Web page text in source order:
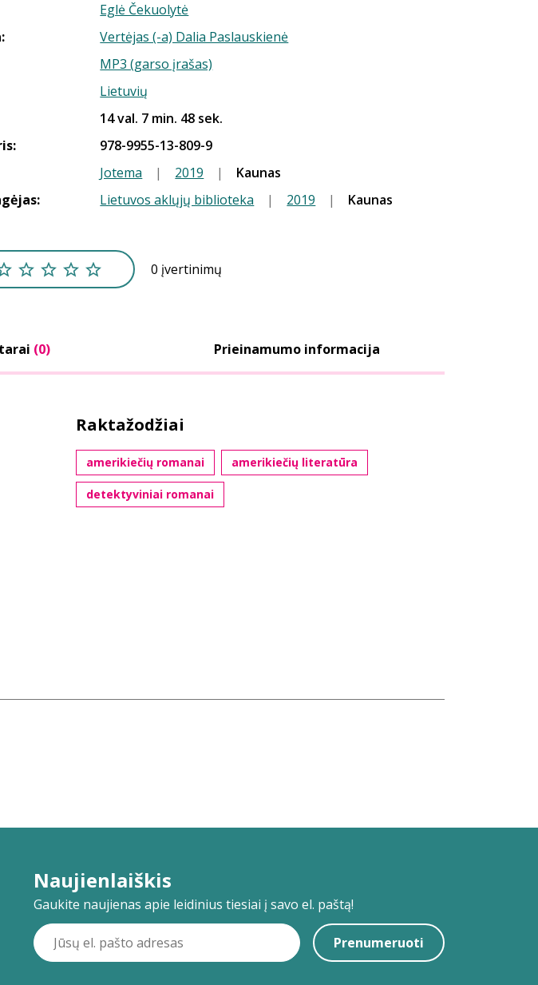
Eglė Čekuolytė
Vertėjas (-a) Dalia Paslauskienė
MP3 (garso įrašas)
Lietuvių
14 val. 7 min. 48 sek.
978-9955-13-809-9
Jotema | 2019 |
Kaunas
Lietuvos aklųjų biblioteka | 2019 | Kaunas
0 įvertinimų
(0) Prieinamumo informacija
Raktažodžiai
amerikiečių romanai amerikiečių literatūra
detektyviniai romanai
Naujienlaiškis
Gaukite naujienas apie leidinius tiesiai į savo el. paštą!
Prenumeruoti